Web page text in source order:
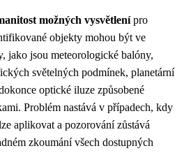
možných vysvětlenípro
objekty mohou být ve
jako jsou meteorologické balóny,
světelných podmínek, planetární
optické iluze způsobené
Problém nastává v případech, kdy
aplikovat a pozorování zůstává
zkoumání všech dostupných